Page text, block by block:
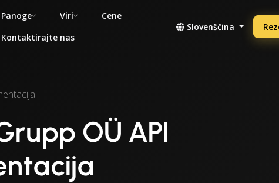
Panoge Viri
Cene
Kontaktirajte nas
Slovenščina
OÜ API